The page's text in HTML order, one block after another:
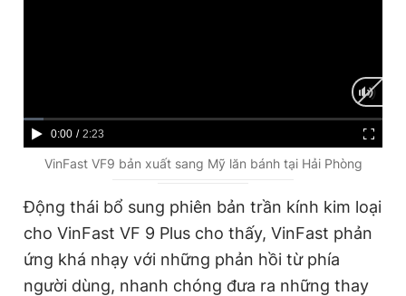
C
u
r
n
0:00 / D
u
a
t
i
2:23
VinFast VF9 bản xuất sang Mỹ lăn bánh tại Hải Phòng
Động thái bổ sung phiên bản trần kính kim loại
cho VinFast VF 9 Plus cho thấy, VinFast phản
ứng khá nhạy với những phản hồi từ phía
người dùng, nhanh chóng đưa ra những thay